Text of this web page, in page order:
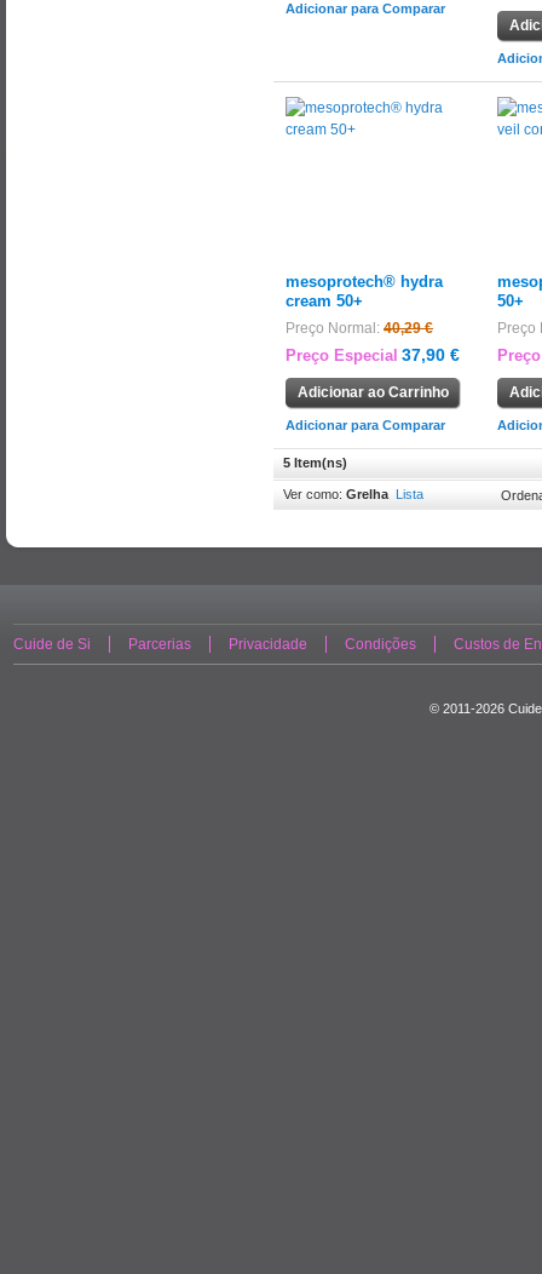
Adicionar para Comparar
mesoprotech® hydra
cream 50+
Preço Normal: 40,29 €
Preço Especial 37,90 €
Adicionar ao Carrinho
Adicionar para Comparar
50+
Preço
5 Item(ns)
Ver como: Grelha Lista
Cuide de Si Parcerias Privacidade Condições Custos de
© 2011-2026